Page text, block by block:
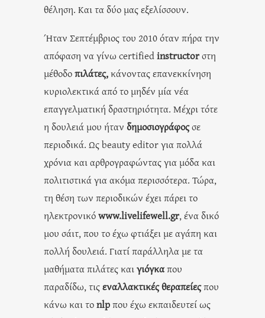
θέληση. Και τα δύο μας εξελίσσουν.
Ήταν Σεπτέμβριος του 2010 όταν πήρα την
απόφαση να γίνω certifiedinstructorστη
μέθοδοπιλάτες,κάνοντας επανεκκίνηση
κυριολεκτικά από το μηδέν μία νέα
επαγγελματική δραστηριότητα. Μέχρι τότε
η δουλειά μου ήταν δημοσιογράφοςσε
περιοδικά. Ως beauty editor για πολλά
χρόνια και αρθρογραφώντας για μόδα και
πολιτιστικά για ακόμα περισσότερα. Τώρα,
τη θέση των περιοδικών έχει πάρει το
ηλεκτρονικόwww.livelifewell.gr, ένα δικό
μου σάιτ, που το έχω φτιάξει με αγάπη και
πολλή δουλειά. Γιατί παράλληλα με τα
μαθήματα πιλάτες καιγιόγκαπου
παραδίδω, τιςεναλλακτικές θεραπείεςπου
κάνω και τοnlpπου έχω εκπαιδευτεί ως